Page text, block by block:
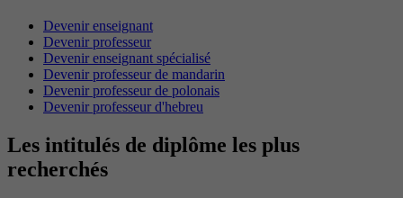
Devenir enseignant
Devenir professeur
Devenir enseignant spécialisé
Devenir professeur de mandarin
Devenir professeur de polonais
Devenir professeur d'hebreu
Les intitulés de diplôme les plus
recherchés